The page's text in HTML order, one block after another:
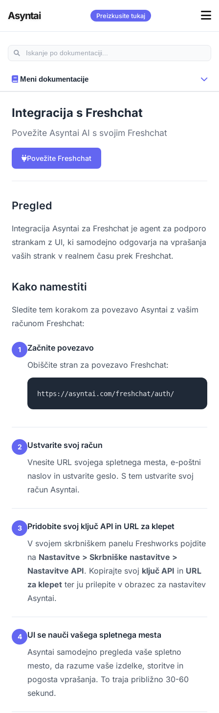
Asyntai Preizkusite tukaj
Meni dokumentacije
Integracija s Freshchat
Povežite Asyntai AI s svojim Freshchat
Povežite Freshchat
Pregled
Integracija Asyntai za Freshchat je agent za podporo
strankam z UI, ki samodejno odgovarja na vprašanja
vaših strank v realnem času prek Freshchat.
Kako namestiti
Sledite tem korakom za povezavo Asyntai z vašim
računom Freshchat:
1
Začnite povezavo
Obiščite stran za povezavo Freshchat:
https://asyntai.com/freshchat/auth/
2
Ustvarite svoj račun
Vnesite URL svojega spletnega mesta, e-poštni
naslov in ustvarite geslo. S tem ustvarite svoj
račun Asyntai.
3
Pridobite svoj ključ API in URL za klepet
V svojem skrbniškem panelu Freshworks pojdite
na Nastavitve > Skrbniške nastavitve >
Nastavitve API. Kopirajte svoj ključ API in URL
za klepet ter ju prilepite v obrazec za nastavitev
Asyntai.
4
UI se nauči vašega spletnega mesta
Asyntai samodejno pregleda vaše spletno
mesto, da razume vaše izdelke, storitve in
pogosta vprašanja. To traja približno 30-60
sekund.